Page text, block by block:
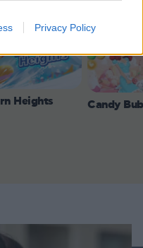
Privacy Policy
Heights Candy